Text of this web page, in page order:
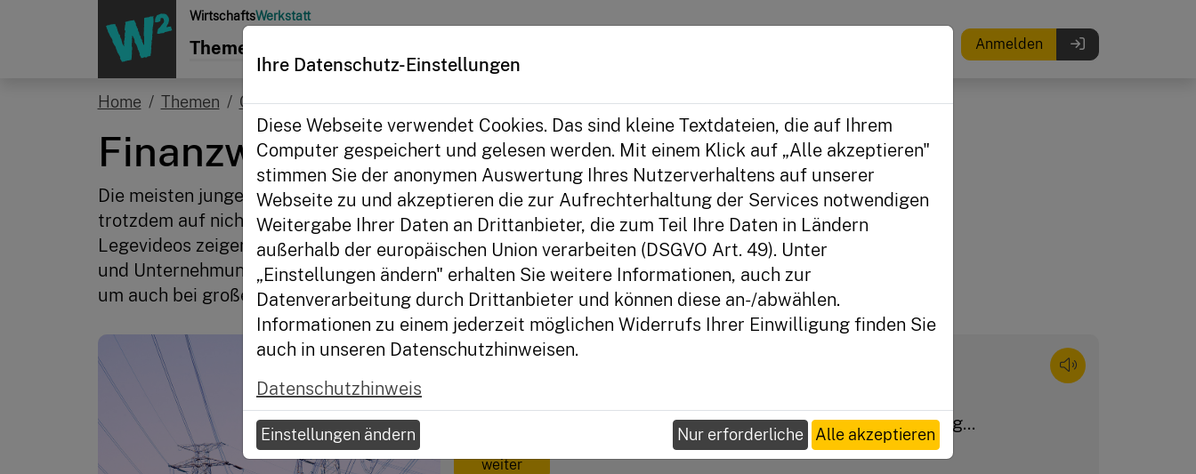
Zur StartseiteWirtschaftsWerkstatt
Themen Anmelden
Home Themen Glossar Legevideo
Finanzwissen in Legevideos
Die meisten jungen Menschen verfügen nur über ein begrenztes Budget - und um
trotzdem auf nichts verzichten zu müssen, ist gute Planung gefragt. Mit den
Legevideos zeigen wir euch, wie viel Geld ihr für unterschiedliche Anschaffungen
und Unternehmungen kalkulieren müsst. Nebenbei erfahrt ihr noch ein paar Tricks,
um auch bei großen Investitionen Geld einzusparen.
Abschlagszahlung
festgelegten Betrag. Dieser wird dann mit der Endabrechnung...
weiter
Ihre Datenschutz-Einstellungen
Diese Webseite verwendet Cookies. Das sind kleine Textdateien, die auf Ihrem
Computer gespeichert und gelesen werden. Mit einem Klick auf „Alle akzeptieren"
stimmen Sie der anonymen Auswertung Ihres Nutzerverhaltens auf unserer
Webseite zu und akzeptieren die zur Aufrechterhaltung der Services notwendigen
Weitergabe Ihrer Daten an Drittanbieter, die zum Teil Ihre Daten in Ländern
außerhalb der europäischen Union verarbeiten (DSGVO Art. 49). Unter
„Einstellungen ändern" erhalten Sie weitere Informationen, auch zur
Datenverarbeitung durch Drittanbieter und können diese an-/abwählen.
Informationen zu einem jederzeit möglichen Widerrufs Ihrer Einwilligung finden Sie
auch in unseren Datenschutzhinweisen.
Datenschutzhinweis
Einstellungen ändern Nur erforderliche Alle akzeptieren